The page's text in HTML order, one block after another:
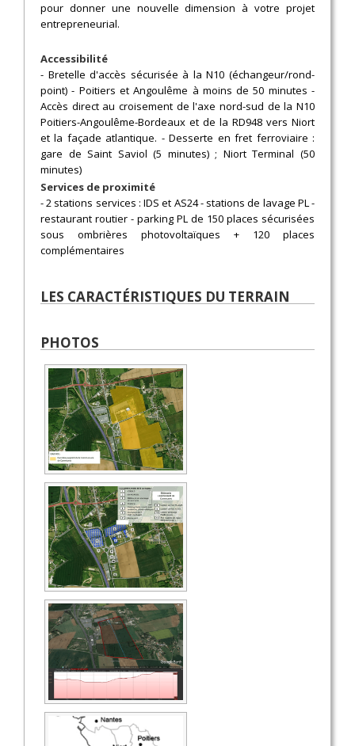
pour donner une nouvelle dimension à votre projet
entrepreneurial.
Accessibilité
- Bretelle d'accès sécurisée à la N10 (échangeur/rond-
point) - Poitiers et Angoulême à moins de 50 minutes -
Accès direct au croisement de l'axe nord-sud de la N10
Poitiers-Angoulême-Bordeaux et de la RD948 vers Niort
et la façade atlantique. - Desserte en fret ferroviaire :
gare de Saint Saviol (5 minutes) ; Niort Terminal (50
minutes)
Services de proximité
- 2 stations services : IDS et AS24 - stations de lavage PL -
restaurant routier - parking PL de 150 places sécurisées
sous ombrières photovoltaïques + 120 places
complémentaires
LES CARACTÉRISTIQUES DU TERRAIN
PHOTOS